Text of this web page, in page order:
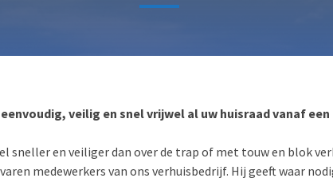
veilig en snel vrijwel al uw huisraad vanaf
sneller en veiliger dan over de trap of met touw en blok
medewerkers van ons verhuisbedrijf. Hij geeft waar